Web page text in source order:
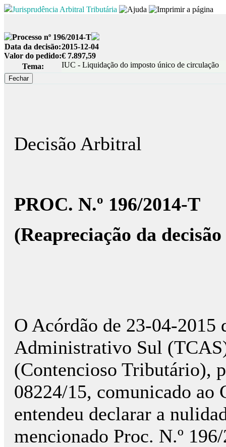
Jurisprudência Arbitral Tributária
Processo nº 196/2014-T
Data da decisão:2015-12-04
Valor do pedido:€ 7.897,59
Tema:
IUC - Liquidação do imposto único de circulação
Decisão Arbitral
PROC. N.º 196/2014-T
(Reapreciação da
O Acórdão de 23-04-2015
Administrativo Sul
(Contencioso Tributário),
08224/15, comunicado ao
entendeu declarar a
mencionado Proc. N.º